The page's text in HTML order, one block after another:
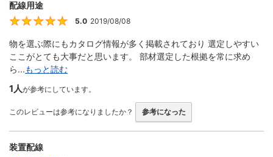
配線用途
5
5.0 2019/08/08
物を選ぶ際にもカタログ情報が多く掲載されており 選定しやすい
ここがとても大事だと思います。 部材選定した根拠を常に求め
ら...もっと読む
1人が参考にしています。
このレビューは参考になりましたか？ 参考になった
装置配線